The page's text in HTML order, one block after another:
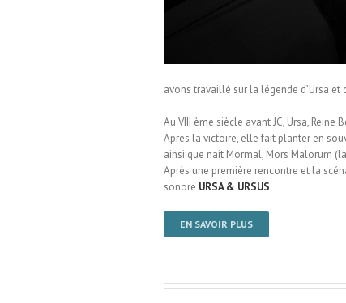
avons travaillé sur la légende d’Ursa et
Au VIII ème siècle avant JC, Ursa,
Après la victoire, elle fait planter en
ainsi que nait Mormal, Mors Malorum
Après une première rencontre et la
sonore URSA & URSUS.
EN SAVOIR PLUS